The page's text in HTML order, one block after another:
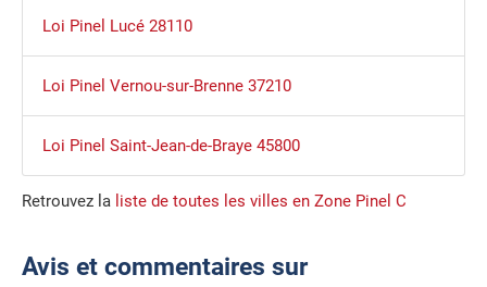
Loi Pinel Lucé 28110
Loi Pinel Vernou-sur-Brenne 37210
Loi Pinel Saint-Jean-de-Braye 45800
Retrouvez la liste de toutes les villes en Zone Pinel C
Avis et commentaires sur